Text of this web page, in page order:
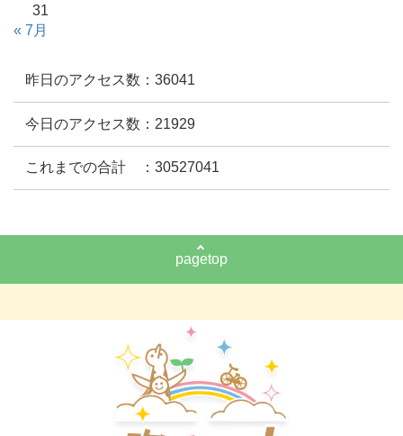
31
« 7月
昨日のアクセス数：36041
今日のアクセス数：21929
これまでの合計 ：30527041
pagetop